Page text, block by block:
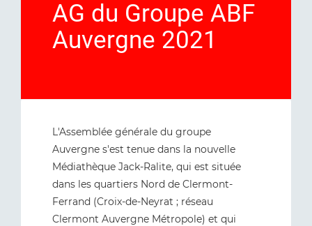
AG du Groupe ABF
Auvergne 2021
L'Assemblée générale du groupe
Auvergne s'est tenue dans la nouvelle
Médiathèque Jack-Ralite, qui est située
dans les quartiers Nord de Clermont-
Ferrand (Croix-de-Neyrat ; réseau
Clermont Auvergne Métropole) et qui